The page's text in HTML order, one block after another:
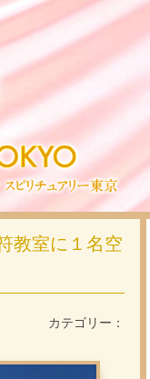
教室に１名空
カテゴリー：